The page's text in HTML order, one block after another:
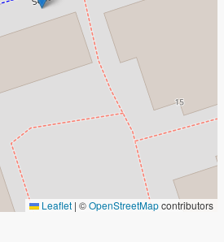
Leaflet | ©OpenStreetMapcontributors